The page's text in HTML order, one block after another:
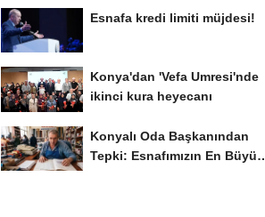
Esnafa kredi limiti müjdesi!
Konya'dan 'Vefa Umresi'nde
ikinci kura heyecanı
Konyalı Oda Başkanından
Tepki: Esnafımızın En Büyük